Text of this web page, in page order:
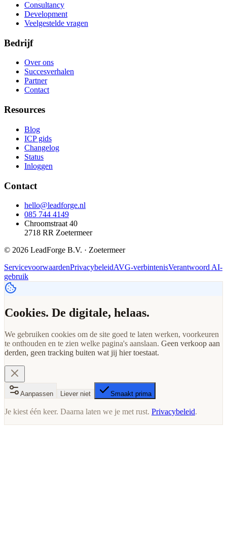
Consultancy
Development
Veelgestelde vragen
Bedrijf
Over ons
Succesverhalen
Partner
Contact
Resources
Blog
ICP gids
Changelog
Status
Inloggen
Contact
hello@leadforge.nl
085 744 4149
Chroomstraat 40
2718 RR Zoetermeer
© 2026 LeadForge B.V. · Zoetermeer
ServicevoorwaardenPrivacybeleidAVG-verbintenisVerantwoord AI-
gebruik
Cookies. De digitale, helaas.
We gebruiken cookies om de site goed te laten werken, voorkeuren
te onthouden en te zien welke pagina's aanslaan. Geen verkoop aan
derden, geen tracking buiten wat jij hier toestaat.
Aanpassen Liever niet Smaakt prima
Je kiest één keer. Daarna laten we je met rust. Privacybeleid.